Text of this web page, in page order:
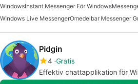
WindowsInstant Messenger För Windows
Windows Live MessengerOmedelbar Messenger
Pidgin
4 Gratis
Effektiv chattapplikation för